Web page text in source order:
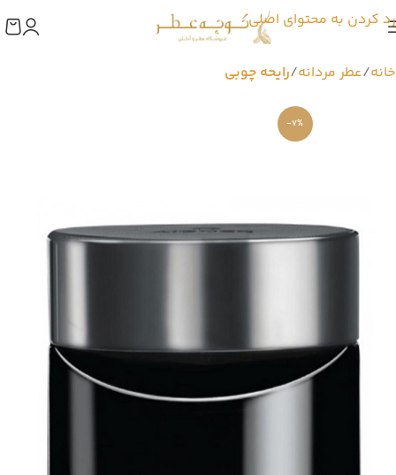
رد کردن به محتوای اصلی
خانه عطر مردانه رایحه چوبی
-7%